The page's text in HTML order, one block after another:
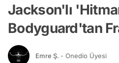
Jackson'lı
Bodyguard'tan
Emre Ş. - Onedio Üyesi